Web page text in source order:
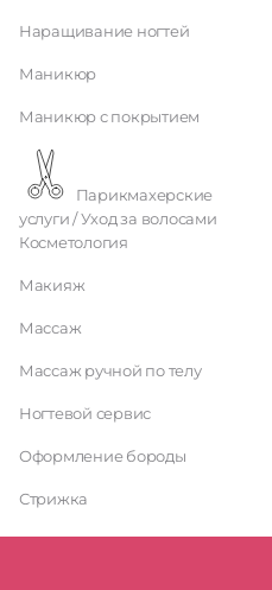
Наращивание ногтей
Маникюр
Маникюр с покрытием
услуги / Уход за волосами
Косметология
Макияж
Массаж
Массаж ручной по телу
Ногтевой сервис
Оформление бороды
Стрижка